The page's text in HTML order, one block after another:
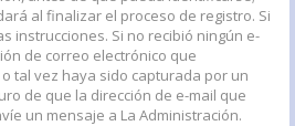
al finalizar el proceso de registro. Si
instrucciones. Si no recibió ningún e-
de correo electrónico que
tal vez haya sido capturada por un
de que la dirección de e-mail que
un mensaje a La Administración.